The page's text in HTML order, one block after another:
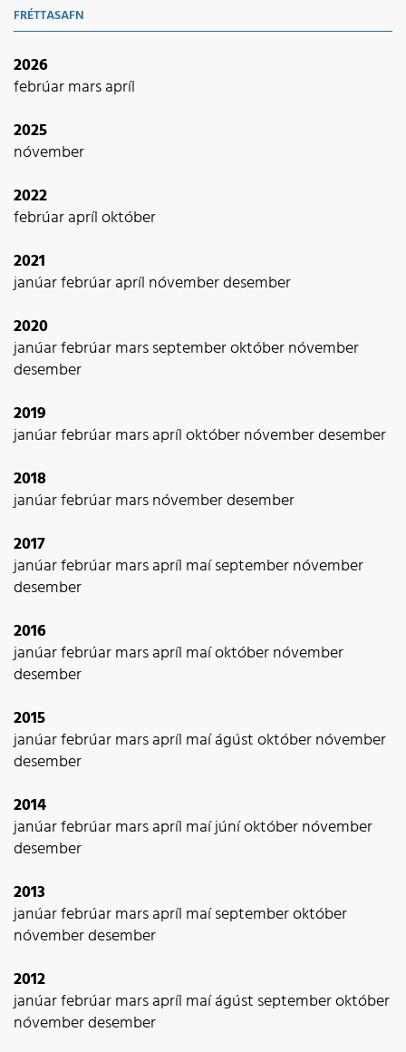
FRÉTTASAFN
2026
febrúarmarsapríl
2025
nóvember
2022
febrúarapríloktóber
2021
janúarfebrúarapríl nóvemberdesember
2020
janúarfebrúarmarsseptemberoktóbernóvember
desember
2019
janúarfebrúarmarsapríloktóbernóvemberdesember
2018
janúarfebrúarmarsnóvemberdesember
2017
janúarfebrúarmarsapríl maíseptembernóvember
desember
2016
janúarfebrúarmarsapríl maíoktóbernóvember
desember
2015
janúarfebrúarmarsapríl maíágústoktóbernóvember
desember
2014
janúarfebrúarmarsapríl maíjúníoktóbernóvember
desember
2013
janúarfebrúarmarsapríl maíseptemberoktóber
nóvemberdesember
2012
janúarfebrúarmarsapríl maíágúst septemberoktóber
nóvemberdesember